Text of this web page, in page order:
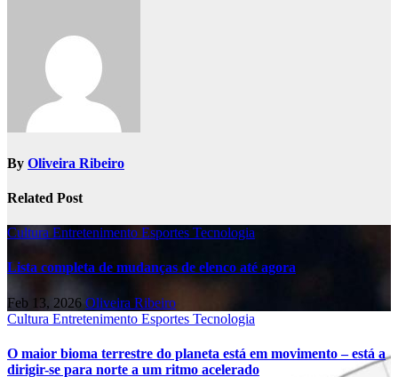
By Oliveira Ribeiro
Related Post
Cultura Entretenimento Esportes Tecnologia
Lista completa de mudanças de elenco até agora
Feb 13, 2026 Oliveira Ribeiro
Cultura Entretenimento Esportes Tecnologia
O maior bioma terrestre do planeta está em movimento – está a
dirigir-se para norte a um ritmo acelerado